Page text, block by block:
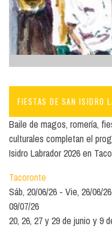
FIESTAS DE SAN ISIDRO
Baile de magos, romería,
culturales completan el
Isidro Labrador 2026 en
Tacoronte
Sáb, 20/06/26
Vie, 26/06/26
09/07/26
20, 26, 27 y 29 de junio y 9